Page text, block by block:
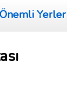
Önemli Yerler